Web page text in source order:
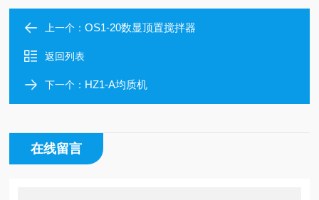
上一个：OS1-20数显顶置搅拌器
返回列表
下一个： HZ1-A均质机
在线留言